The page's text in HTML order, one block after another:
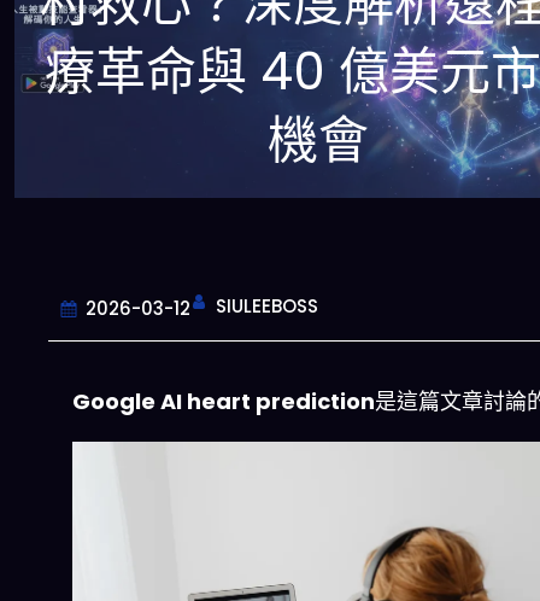
療革命與 40 億美元
機會
2026-03-12 SIULEEBOSS
Google AI heart prediction是這篇文章討論